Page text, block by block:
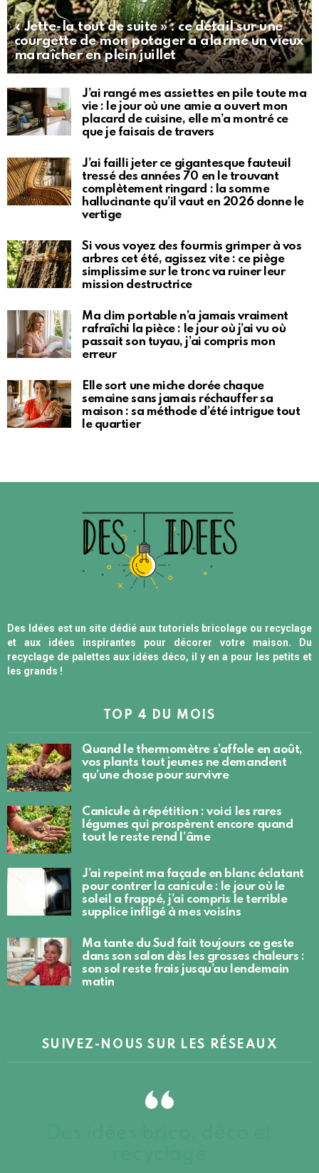
« Jette-la tout de suite » : ce détail sur une
courgette de mon potager a alarmé un vieux
maraîcher en plein juillet
J’ai rangé mes assiettes en pile toute ma
vie : le jour où une amie a ouvert mon
placard de cuisine, elle m’a montré ce
que je faisais de travers
J’ai failli jeter ce gigantesque fauteuil
tressé des années 70 en le trouvant
complètement ringard : la somme
hallucinante qu’il vaut en 2026 donne le
vertige
Si vous voyez des fourmis grimper à vos
arbres cet été, agissez vite : ce piège
simplissime sur le tronc va ruiner leur
mission destructrice
Ma clim portable n’a jamais vraiment
rafraîchi la pièce : le jour où j’ai vu où
passait son tuyau, j’ai compris mon
erreur
Elle sort une miche dorée chaque
semaine sans jamais réchauffer sa
maison : sa méthode d’été intrigue tout
le quartier
Des Idées est un site dédié aux tutoriels bricolage ou recyclage
et aux idées inspirantes pour décorer votre maison. Du
recyclage de palettes aux idées déco, il y en a pour les petits et
les grands !
TOP 4 DU MOIS
Quand le thermomètre s’affole en août,
vos plants tout jeunes ne demandent
qu’une chose pour survivre
Canicule à répétition : voici les rares
légumes qui prospèrent encore quand
tout le reste rend l’âme
J’ai repeint ma façade en blanc éclatant
pour contrer la canicule : le jour où le
soleil a frappé, j’ai compris le terrible
supplice infligé à mes voisins
Ma tante du Sud fait toujours ce geste
dans son salon dès les grosses chaleurs :
son sol reste frais jusqu’au lendemain
matin
SUIVEZ-NOUS SUR LES RÉSEAUX